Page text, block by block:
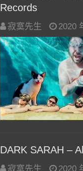
Records
寂寞先生 2020
DARK SARAH –
寂寞先生 2020